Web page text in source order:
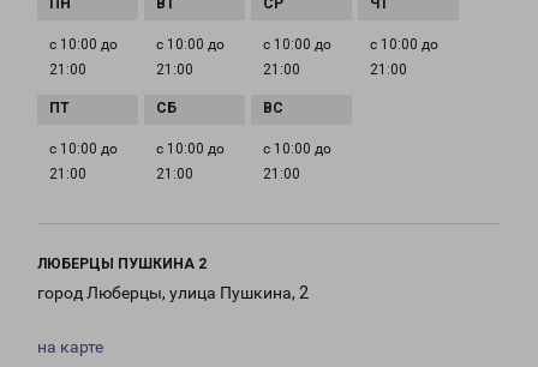
с 10:00 до
21:00
с 10:00 до
21:00
с 10:00 до
21:00
с 10:00 до
21:00
с 10:00 до
21:00
с 10:00 до
21:00
с 10:00 до
21:00
ЛЮБЕРЦЫ ПУШКИНА 2
город Люберцы, улица Пушкина, 2
на карте